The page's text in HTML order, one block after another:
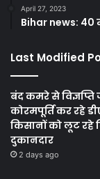
April 27, 2023
Bihar news:
Last Modified
बंद कमरे से विज्ञप्ति
कोरमपूर्ति कर रहे
किसानों को लूट रहे
दुकानदार
2 days ago